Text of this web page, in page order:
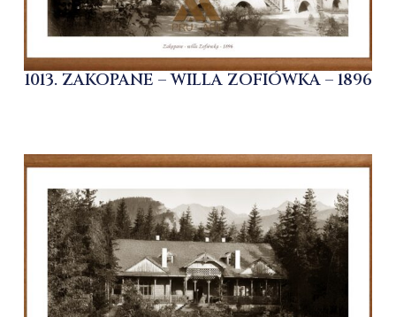
1013. ZAKOPANE – WILLA ZOFIÓWKA – 1896